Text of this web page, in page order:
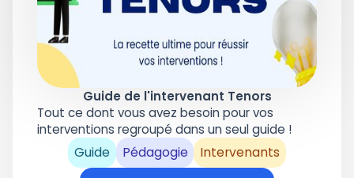
Guide de l'intervenant Tenors
Tout ce dont vous avez besoin pour vos
interventions regroupé dans un seul guide !
Guide Pédagogie
Intervenants